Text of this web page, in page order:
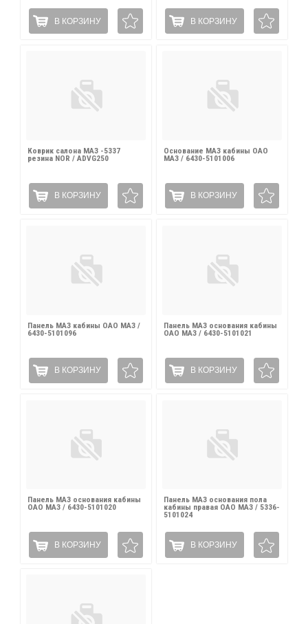
В КОРЗИНУ В КОРЗИНУ
Коврик салона МАЗ -5337
резина NOR / ADVG250
В КОРЗИНУ
Основание МАЗ кабины ОАО
МАЗ / 6430-5101006
В КОРЗИНУ
Панель МАЗ кабины ОАО МАЗ /
6430-5101096
В КОРЗИНУ
Панель МАЗ основания кабины
ОАО МАЗ / 6430-5101021
В КОРЗИНУ
Панель МАЗ основания кабины
ОАО МАЗ / 6430-5101020
В КОРЗИНУ
Панель МАЗ основания пола
кабины правая ОАО МАЗ / 5336-
5101024
В КОРЗИНУ